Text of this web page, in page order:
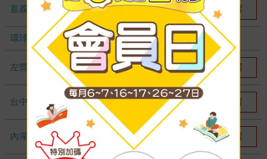
嘉義耐斯店 1 我要預留
環球店 無庫存
左營店 5 我要預留
台中秀泰店 1 我要預留
內湖大潤發 1 我要預留